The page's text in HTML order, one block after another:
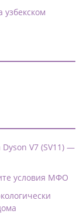
узбекском
V7 (SV11) —
условия МФО